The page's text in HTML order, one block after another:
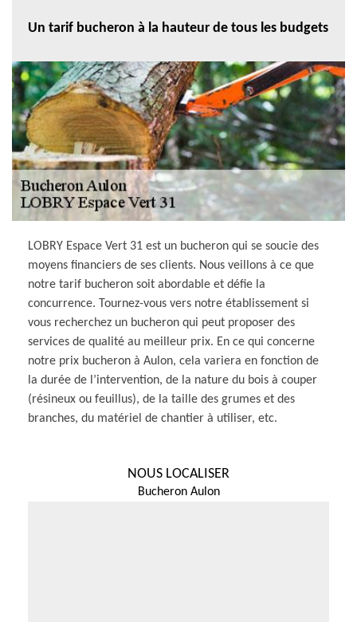
Un tarif bucheron à la hauteur de tous les budgets
LOBRY Espace Vert 31 est un bucheron qui se soucie des
moyens financiers de ses clients. Nous veillons à ce que
notre tarif bucheron soit abordable et défie la
concurrence. Tournez-vous vers notre établissement si
vous recherchez un bucheron qui peut proposer des
services de qualité au meilleur prix. En ce qui concerne
notre prix bucheron à Aulon, cela variera en fonction de
la durée de l’intervention, de la nature du bois à couper
(résineux ou feuillus), de la taille des grumes et des
branches, du matériel de chantier à utiliser, etc.
NOUS LOCALISER
Bucheron Aulon